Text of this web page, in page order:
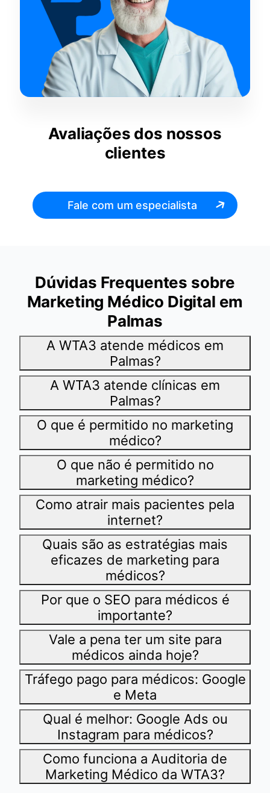
Avaliações dos nossos
clientes
Fale com um especialista
Dúvidas Frequentes sobre
Marketing Médico Digital em
Palmas
A WTA3 atende médicos em
Palmas?
A WTA3 atende clínicas em
Palmas?
O que é permitido no marketing
médico?
O que não é permitido no
marketing médico?
Como atrair mais pacientes pela
internet?
Quais são as estratégias mais
eficazes de marketing para
médicos?
Por que o SEO para médicos é
importante?
Vale a pena ter um site para
médicos ainda hoje?
Tráfego pago para médicos: Google
e Meta
Qual é melhor: Google Ads ou
Instagram para médicos?
Como funciona a Auditoria de
Marketing Médico da WTA3?